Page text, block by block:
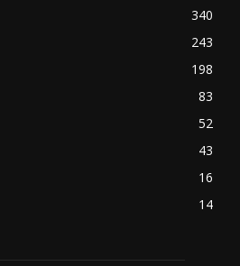
340
243
198
83
52
43
16
14